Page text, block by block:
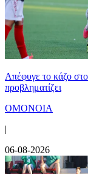
Απέφυγε το κάζο
προβληματίζει
ΟΜΟΝΟΙΑ
|
06-08-2026